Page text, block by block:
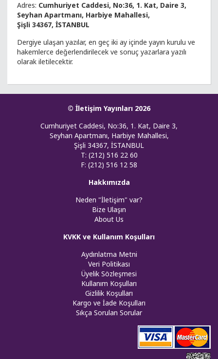
Adres: Cumhuriyet Caddesi, No:36, 1. Kat, Daire 3,
Seyhan Apartmanı, Harbiye Mahallesi,
Şişli 34367, İSTANBUL
Dergiye ulaşan yazılar, en geç iki ay içinde yayın kurulu ve
hakemlerce değerlendirilecek ve sonuç yazarlara yazılı
olarak iletilecektir.
© İletişim Yayınları 2026
Cumhuriyet Caddesi, No:36, 1. Kat, Daire 3,
Seyhan Apartmanı, Harbiye Mahallesi,
Şişli 34367, İSTANBUL
T: (212) 516 22 60
F: (212) 516 12 58
Hakkımızda
Neden "İletişim" var?
Bize Ulaşın
About Us
KVKK ve Kullanım Koşulları
Aydınlatma Metni
Veri Politikası
Üyelik Sözleşmesi
Kullanım Koşulları
Gizlilik Koşulları
Kargo ve İade Koşulları
Sıkça Sorulan Sorular